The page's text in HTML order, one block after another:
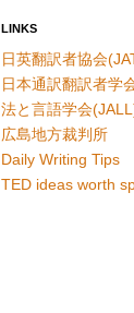
LINKS
日英翻訳者協会
日本通訳翻訳者学
法と言語学会
広島地方裁判所
Daily Writing Tips
TED ideas worth